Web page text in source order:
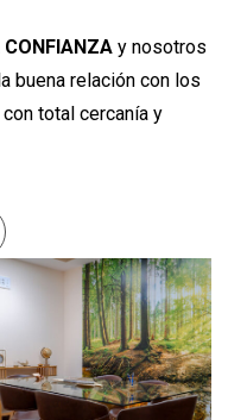
CONFIANZA y nosotros
buena relación con los
total cercanía y